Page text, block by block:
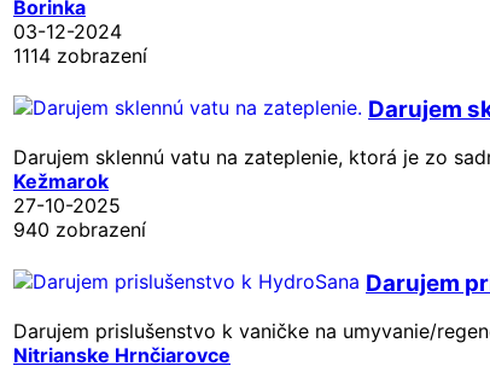
Borinka
03-12-2024
1114 zobrazení
Darujem
Darujem sklennú vatu na zateplenie, ktorá je zo
Kežmarok
27-10-2025
940 zobrazení
Darujem
Darujem prislušenstvo k vaničke na umyvanie/
Nitrianske Hrnčiarovce